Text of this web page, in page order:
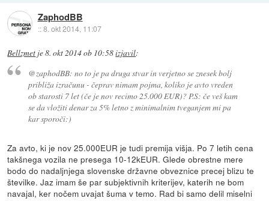
ZaphodBB
::8. okt 2014, 11:07
Bellzmet je8. okt 2014 ob 10:58izjavil:
@zaphodBB: no to je pa druga stvar in verjetno se znesek bolj
približa izračunu - čeprav nimam pojma, koliko je avto vreden
ob starosti 7 let (če je nov recimo 25.000 EUR)? P.S: če veš kam
se da vložiti denar za 5% letno z minimalnim tveganjem mi pa
kar sporoči:)
Za avto, ki je nov 25.000EUR je tudi premija višja. Po 7 letih cena
takšnega vozila ne presega 10-12kEUR. Glede obrestne mere
bodo do nadaljnjega slovenske državne obveznice precej blizu te
številke. Jaz imam še par subjektivnih kriterijev, katerih ne bom
navajal, ker nočem uvajat šuma v temo. Rad bi samo delil miselni